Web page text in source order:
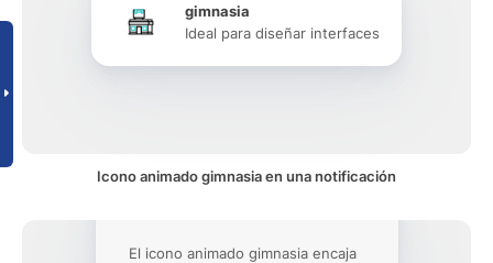
gimnasia
Ideal para diseñar interfaces
Icono animado gimnasia en una notificación
El icono animado gimnasia encaja